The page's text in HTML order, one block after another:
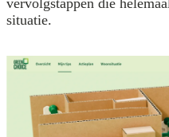
vervolgstappen die
situatie.